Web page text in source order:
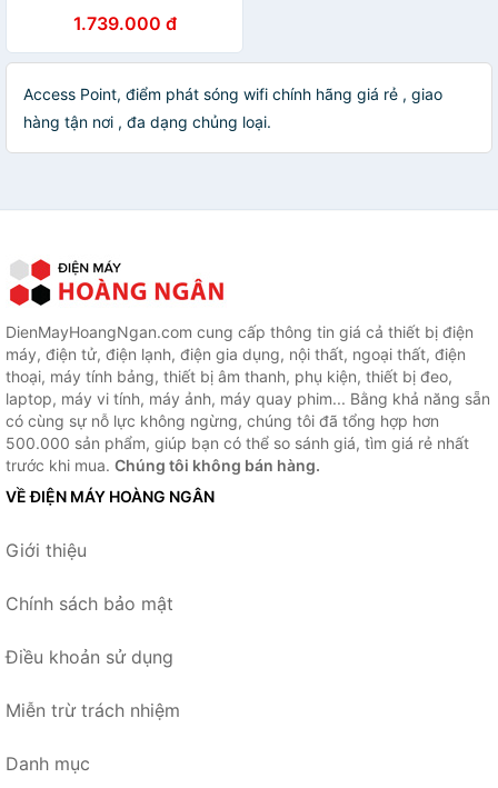
1.739.000 đ
Access Point, điểm phát sóng wifi chính hãng giá rẻ , giao
hàng tận nơi , đa dạng chủng loại.
DienMayHoangNgan.com cung cấp thông tin giá cả thiết bị điện
máy, điện tử, điện lạnh, điện gia dụng, nội thất, ngoại thất, điện
thoại, máy tính bảng, thiết bị âm thanh, phụ kiện, thiết bị đeo,
laptop, máy vi tính, máy ảnh, máy quay phim... Bằng khả năng sẵn
có cùng sự nỗ lực không ngừng, chúng tôi đã tổng hợp hơn
500.000 sản phẩm, giúp bạn có thể so sánh giá, tìm giá rẻ nhất
trước khi mua. Chúng tôi không bán hàng.
VỀ ĐIỆN MÁY HOÀNG NGÂN
Giới thiệu
Chính sách bảo mật
Điều khoản sử dụng
Miễn trừ trách nhiệm
Danh mục